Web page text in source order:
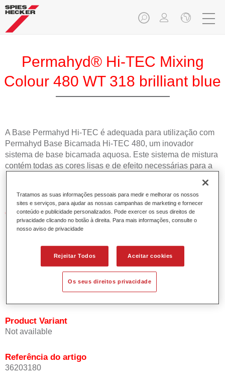
Permahyd® Hi-TEC Mixing
Colour 480 WT 318 brilliant blue
A Base Permahyd Hi-TEC é adequada para utilização com
Permahyd Base Bicamada Hi-TEC 480, um inovador
sistema de base bicamada aquosa. Este sistema de mistura
contém todas as cores lisas e de efeito necessárias para a
Características do produto
Simples e rápido de aplicar.
orientação de efeito.
Promove tempos de processo curtos.
Permite um disfarce fácil e fiável.
Proporciona uma óptima cobertura.
Utilizada na repintura de cores de efeito especial OEM.
Product Variant
Not available
Referência do artigo
36203180
Tratamos as suas informações pessoais para medir e melhorar os nossos
sites e serviços, para ajudar as nossas campanhas de marketing e fornecer
conteúdo e publicidade personalizados. Pode exercer os seus direitos de
privacidade clicando no botão à direita. Para mais informações, consulte o
nosso aviso de privacidade
Rejeitar Todos Aceitar cookies
Os seus direitos privacidade